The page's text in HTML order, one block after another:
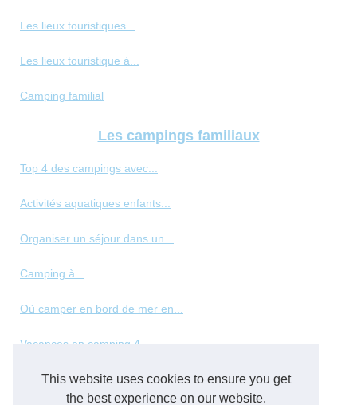
This website uses cookies to ensure you get
the best experience on our website.
Les lieux touristiques...
Les lieux touristique à...
Camping familial
Les campings familiaux
Top 4 des campings avec...
Activités aquatiques enfants...
Organiser un séjour dans un...
Camping à...
Où camper en bord de mer en...
Vacances en camping 4...
Les meilleurs types de...